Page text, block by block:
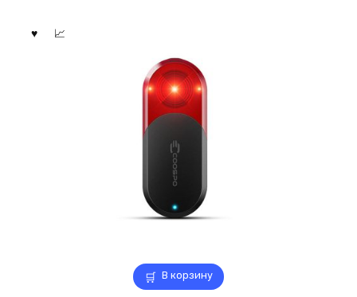
В корзину